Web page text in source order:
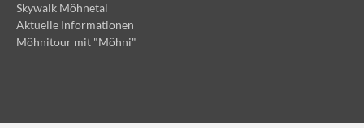
Skywalk Möhnetal
Aktuelle Informationen
Möhnitour mit "Möhni"